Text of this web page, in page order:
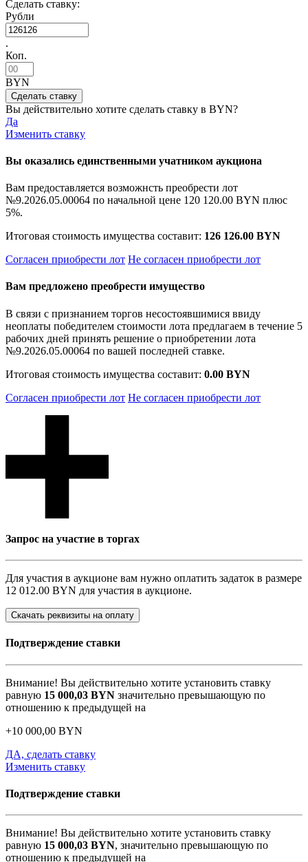
Сделать ставку:
Рубли
.
Коп.
BYN
Вы действительно хотите сделать ставку в BYN?
Да
Изменить ставку
Вы оказались единственными учатником аукциона
Вам предоставляется возможнсть преобрести лот
№9.2026.05.00064 по начальной цене 120 120.00 BYN плюс
5%.
Итоговая стоимость имущества составит: 126 126.00 BYN
Согласен приобрести лот Не согласен приобрести лот
Вам предложено преобрести имущество
В связи с признанием торгов несостоявшимися ввиду
неоплаты победителем стоимости лота предлагаем в течение 5
рабочих дней принять решение о приобретении лота
№9.2026.05.00064 по вашей последней ставке.
Итоговая стоимость имущества составит: 0.00 BYN
Согласен приобрести лот Не согласен приобрести лот
Запрос на участие в торгах
Для участия в аукционе вам нужно оплатить задаток в размере
12 012.00 BYN для участия в аукционе.
Скачать реквизиты на оплату
Подтверждение ставки
Внимание! Вы действительно хотите установить ставку
равную 15 000,03 BYN значительно превышающую по
отношению к предыдущей на
+10 000,00 BYN
ДА, сделать ставку
Изменить ставку
Подтверждение ставки
Внимание! Вы действительно хотите установить ставку
равную 15 000,03 BYN, значительно превышающую по
отношению к предыдущей на